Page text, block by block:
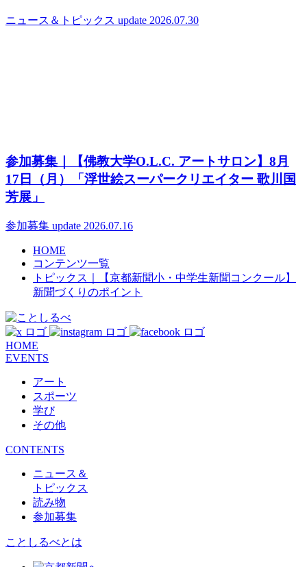
ニュース＆トピックス update 2026.07.30
参加募集｜【佛教大学O.L.C. アートサロン】8月
17日（月）「浮世絵スーパークリエイター 歌川国
芳展」
参加募集 update 2026.07.16
HOME
コンテンツ一覧
トピックス｜【京都新聞小・中学生新聞コンクール】
新聞づくりのポイント
HOME
EVENTS
アート
スポーツ
学び
その他
CONTENTS
ニュース＆
トピックス
読み物
参加募集
ことしるべとは